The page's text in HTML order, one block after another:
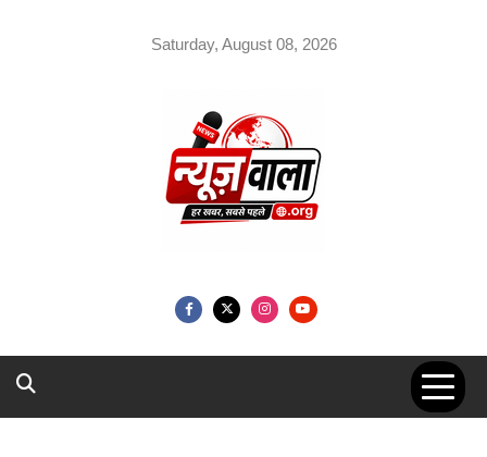
Saturday, August 08, 2026